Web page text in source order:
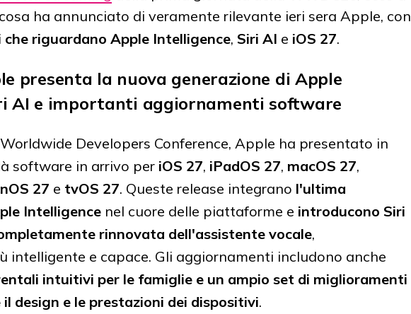
ha annunciato di veramente rilevante ieri sera Apple, con
riguardano Apple Intelligence, Siri AI e iOS 27.
presenta la nuova generazione di Apple
AI e importanti aggiornamenti software
Developers Conference, Apple ha presentato in
software in arrivo per iOS 27, iPadOS 27, macOS 27,
27 e tvOS 27. Queste release integrano l'ultima
Intelligence nel cuore delle piattaforme e introducono Siri
rinnovata dell'assistente vocale,
intelligente e capace. Gli aggiornamenti includono anche
intuitivi per le famiglie e un ampio set di miglioramenti
design e le prestazioni dei dispositivi.